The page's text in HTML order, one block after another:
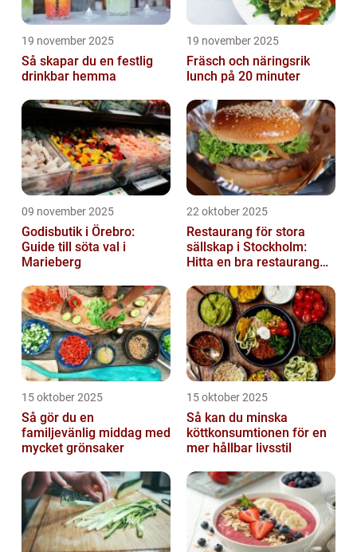
19 november 2025
Så skapar du en festlig
drinkbar hemma
19 november 2025
Fräsch och näringsrik
lunch på 20 minuter
09 november 2025
Godisbutik i Örebro:
Guide till söta val i
Marieberg
22 oktober 2025
Restaurang för stora
sällskap i Stockholm:
Hitta en bra restaurang
15 oktober 2025
Så gör du en
familjevänlig middag med
mycket grönsaker
15 oktober 2025
Så kan du minska
köttkonsumtionen för en
mer hållbar livsstil